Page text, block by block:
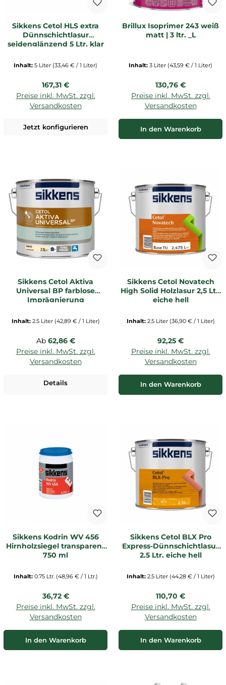
Sikkens Cetol HLS extra
Dünnschichtlasur
seidenglänzend 5 Ltr. klar
Inhalt: 5 Liter (33,46 € / 1 Liter)
Regulärer Preis:
167,31 €
Preise inkl. MwSt. zzgl.
Versandkosten
Jetzt konfigurieren
Brillux Isoprimer 243 weiß
matt | 3 ltr. _L
Inhalt: 3 Liter (43,59 € / 1 Liter)
Regulärer Preis:
130,76 €
Preise inkl. MwSt. zzgl.
Versandkosten
In den Warenkorb
Sikkens Cetol Aktiva
Universal BP farblose
Imprägnierung
Inhalt: 2.5 Liter (42,89 € / 1 Liter)
Regulärer Preis:
Ab 62,86 €
Preise inkl. MwSt. zzgl.
Versandkosten
Details
Sikkens Cetol Novatech
High Solid Holzlasur 2,5 Ltr.
eiche hell
Inhalt: 2.5 Liter (36,90 € / 1 Liter)
Regulärer Preis:
92,25 €
Preise inkl. MwSt. zzgl.
Versandkosten
In den Warenkorb
Sikkens Kodrin WV 456
Hirnholzsiegel transparent
750 ml
Inhalt: 0.75 Ltr. (48,96 € / 1 Ltr.)
Regulärer Preis:
36,72 €
Preise inkl. MwSt. zzgl.
Versandkosten
In den Warenkorb
Sikkens Cetol BLX Pro
Express-Dünnschichtlasur
2,5 Ltr. eiche hell
Inhalt: 2.5 Liter (44,28 € / 1 Liter)
Regulärer Preis:
110,70 €
Preise inkl. MwSt. zzgl.
Versandkosten
In den Warenkorb